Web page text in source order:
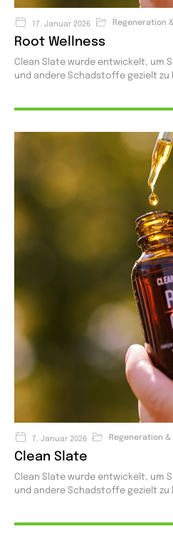
17. Januar 2026 Regeneration
Root Wellness
Clean Slate wurde entwickelt, um
und andere Schadstoffe gezielt zu
7. Januar 2026 Regeneration &
Clean Slate
Clean Slate wurde entwickelt, um
und andere Schadstoffe gezielt zu